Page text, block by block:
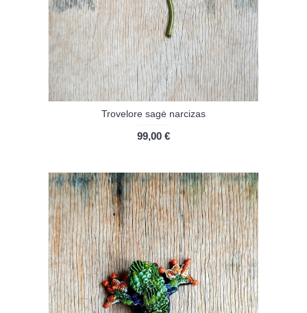
Trovelore sagė narcizas
99,00 €